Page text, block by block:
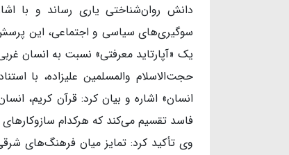
دانش روان‌شناختی یاری رساند و با
سوگیری‌های سیاسی و اجتماعی، این پرسش
یک «آپارتاید معرفتی» نسبت به انسان
حجت‌الاسلام والمسلمین علیزاده، با
انسان» اشاره و بیان کرد: قرآن کریم،
فاسد تقسیم می‌کند که هرکدام
وی تأکید کرد: تمایز میان فرهنگ‌های